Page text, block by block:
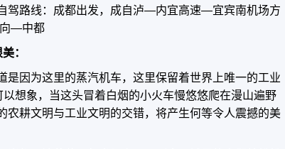
驾路线：成都出发，成自泸—内宜高速—宜宾南机场方
—中都
：
是因为这里的蒸汽机车，这里保留着世界上唯一的工业
想象，当这头冒着白烟的小火车慢悠悠爬在漫山遍野
农耕文明与工业文明的交错，将产生何等令人震撼的美